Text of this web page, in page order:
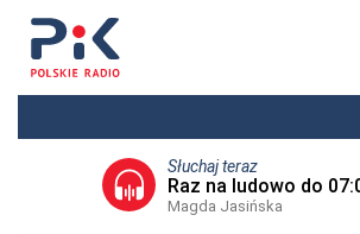
Słuchaj teraz
Raz na ludowo do
Magda Jasińska